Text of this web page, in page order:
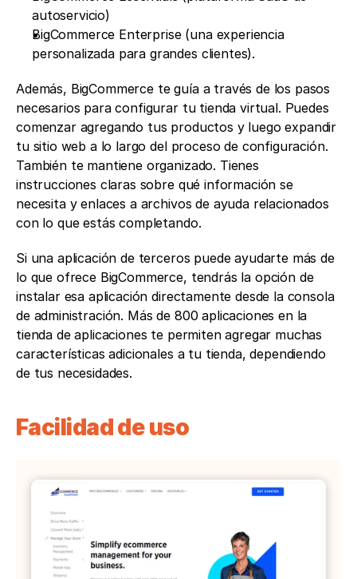
autoservicio)
BigCommerce Enterprise (una experiencia
personalizada para grandes clientes).
Además, BigCommerce te guía a través de los pasos
necesarios para configurar tu tienda virtual. Puedes
comenzar agregando tus productos y luego expandir
tu sitio web a lo largo del proceso de configuración.
También te mantiene organizado. Tienes
instrucciones claras sobre qué información se
necesita y enlaces a archivos de ayuda relacionados
con lo que estás completando.
Si una aplicación de terceros puede ayudarte más de
lo que ofrece BigCommerce, tendrás la opción de
instalar esa aplicación directamente desde la consola
de administración. Más de 800 aplicaciones en la
tienda de aplicaciones te permiten agregar muchas
características adicionales a tu tienda, dependiendo
de tus necesidades.
Facilidad de uso